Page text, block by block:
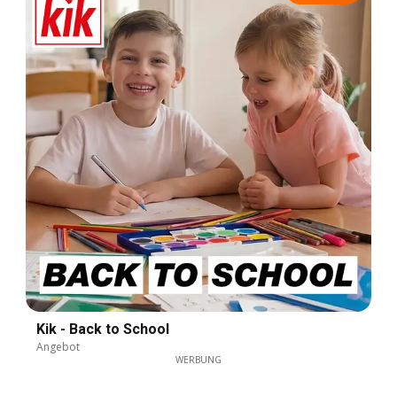
Kik - Back to School
Angebot
WERBUNG